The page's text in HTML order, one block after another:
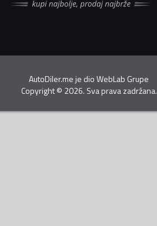
AutoDiler.me je dioWebLab Grupe
Copyright© 2026. Sva prava zadržana.